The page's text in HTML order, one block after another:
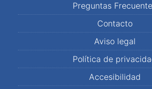
Preguntas
Contacto
Aviso legal
Política de
Accesibilidad